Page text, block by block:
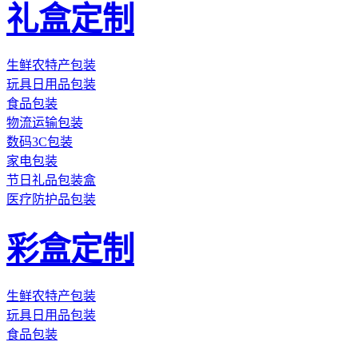
礼盒定制
生鲜农特产包装
玩具日用品包装
食品包装
物流运输包装
数码3C包装
家电包装
节日礼品包装盒
医疗防护品包装
彩盒定制
生鲜农特产包装
玩具日用品包装
食品包装